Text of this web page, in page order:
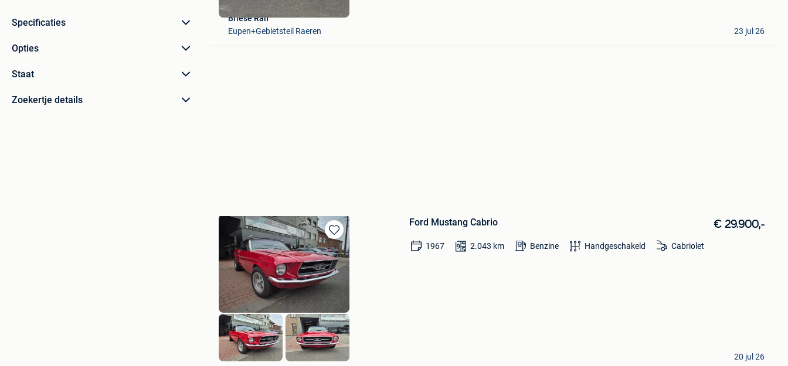
Specificaties
Opties
Staat
Zoekertje details
Briese Ralf
Eupen+Gebietsteil Raeren
23 jul 26
Bewaren
in
Mijn
Favorieten
Ford Mustang Cabrio € 29.900,-
1967 2.043 km Benzine Handgeschakeld Cabriolet
Autodebaeke
Kortemark
20 jul 26